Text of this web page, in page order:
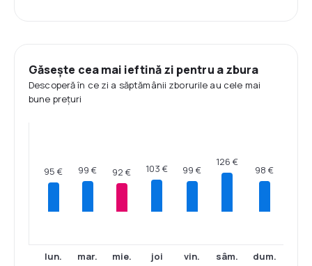
Găsește cea mai ieftină zi pentru a zbura
Descoperă în ce zi a săptămânii zborurile au cele mai
bune prețuri
95 €
lun.
99 €
mar.
92 €
mie.
103 €
joi
99 €
vin.
126 €
sâm.
98 €
dum.